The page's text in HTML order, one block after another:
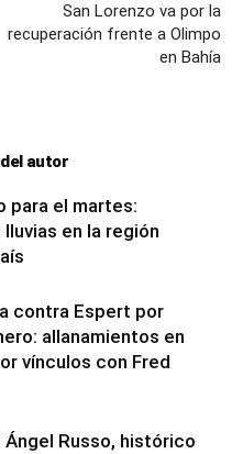
San Lorenzo va por la
recuperación frente a Olimpo
en Bahía
autor
para el martes:
en la región
contra Espert por
allanamientos en
vínculos con Fred
Ángel Russo, histórico